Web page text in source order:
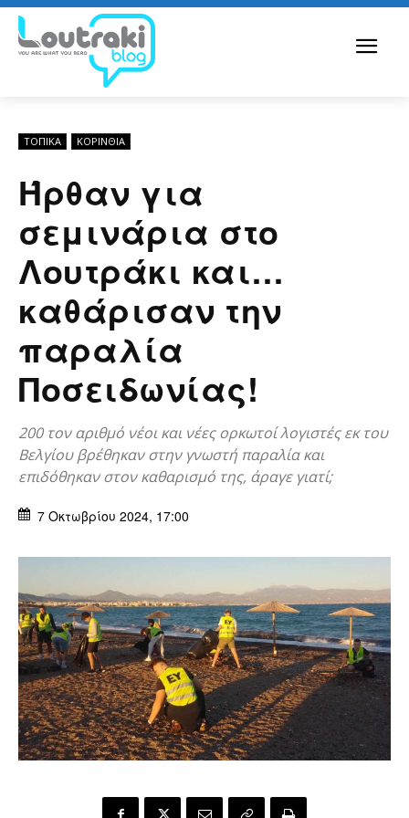
ΤΟΠΙΚΑ ΚΟΡΙΝΘΊΑ
Ήρθαν για
σεμινάρια στο
Λουτράκι και…
καθάρισαν την
παραλία
Ποσειδωνίας!
200 τον αριθμό νέοι και νέες ορκωτοί λογιστές εκ του
Βελγίου βρέθηκαν στην γνωστή παραλία και
επιδόθηκαν στον καθαρισμό της, άραγε γιατί;
7 Οκτωβρίου 2024, 17:00